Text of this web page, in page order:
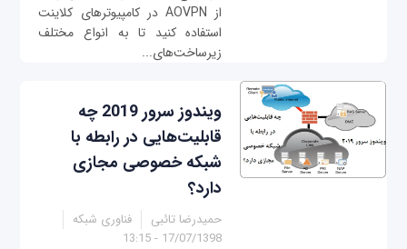
از AOVPN در کامپیوترهای کلاینت
استفاده کنید تا به انواع مختلف
زیرساخت‌های...
ویندوز سرور 2019 چه
قابلیت‌هایی در رابطه با
شبکه خصوصی مجازی
دارد؟
حمیدرضا تائبی
فناوری شبکه
17/07/1398 - 13:15